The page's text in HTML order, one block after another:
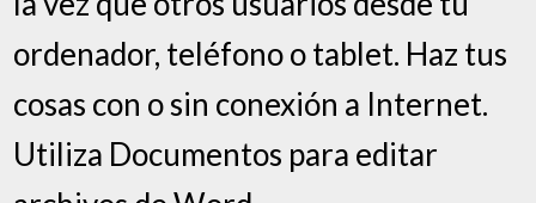
ordenador, teléfono o tablet. Haz tus
cosas con o sin conexión a Internet.
Utiliza Documentos para editar